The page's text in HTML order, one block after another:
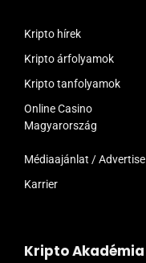
Kripto hírek
Kripto árfolyamok
Kripto tanfolyamok
Online Casino
Magyarország
Médiaajánlat / Advertise
Karrier
Kripto Akadémia